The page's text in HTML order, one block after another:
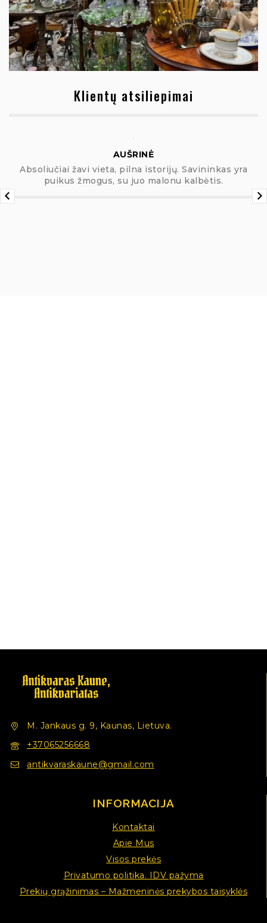
Klientų atsiliepimai
Absoliučiai žavi vieta, pilna istorijų. Savininkas yra
puikus žmogus, su juo malonu kalbėtis.
AUŠRINĖ
M. Jankaus g. 9, Kaunas, Lietuva.
+37065256668
antikvaraskaune@gmail.com
INFORMACIJA
Kontaktai
Apie Mus
Visos prekės
Privatumo politika. IDV pažyma
Prekių grąžinimas – Mažmeninės prekybos taisyklės